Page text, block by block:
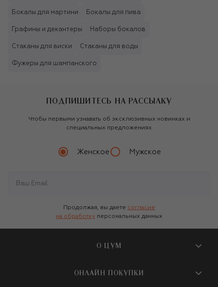
Бокалы для мартини Бокалы для пива
Графины и декантеры Наборы бокалов
Стаканы для виски Стаканы для воды
Фужеры для шампанского
ПОДПИШИТЕСЬ НА РАССЫЛКУ
Чтобы первыми узнавать об эксклюзивных новинках и
специальных предложениях
Женское Мужское
Продолжая, вы даете согласие
на обработку персональных данных
О ЦУМ
О магазине
ОНЛАЙН ПОКУПКИ